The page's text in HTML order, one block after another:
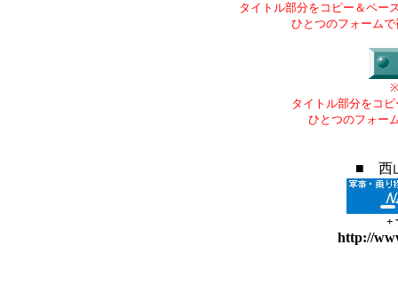
タイトル部分をコピー＆ペー
ひとつのフォーム
タイトル部分をコ
ひとつのフォー
■ 西
+
http://